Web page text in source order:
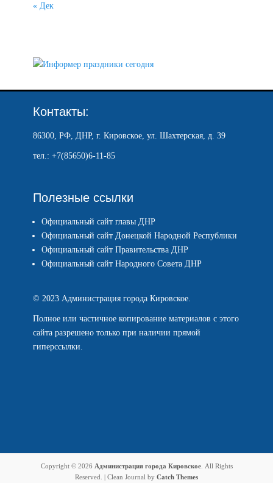
« Дек
Контакты:
86300, РФ, ДНР, г. Кировское, ул. Шахтерская, д. 39
тел.: +7(85650)6-11-85
Полезные ссылки
Официальный сайт главы ДНР
Официальный сайт Донецкой Народной Республики
Официальный сайт Правительства ДНР
Официальный сайт Народного Совета ДНР
© 2023 Администрация города Кировское.
Полное или частичное копирование материалов с этого
сайта разрешено только при наличии прямой
гиперссылки.
Copyright © 2026 Администрация города Кировское. All Rights
Reserved. | Clean Journal by Catch Themes